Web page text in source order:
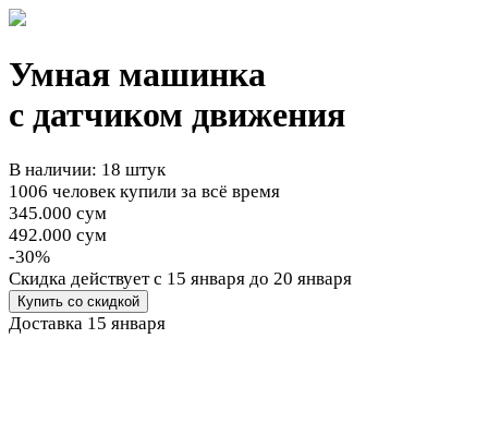
Умная машинка
с датчиком движения
В наличии: 18 штук
1006 человек купили за всё время
345.000 сум
492.000 сум
-30%
Cкидка действуетс 15 января до 20 января
Купить со скидкой
Доставка 15 января